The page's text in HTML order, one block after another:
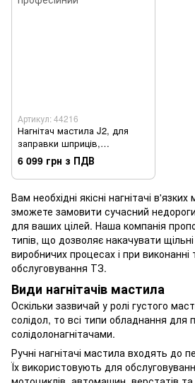
Артикул: 44216
Нагнітач мастила J2, для
заправки шприців,
професійний
6 099 грн з ПДВ
Вам необхідні якісні нагнітачі
зможете замовити сучасний
для ваших цілей. Наша компанія
типів, що дозволяє накачувати
виробничих процесах і при виконанні
обслуговування ТЗ.
Види нагнітачів мастила
Оскільки зазвичай у ролі густого
солідол, то всі типи обладнання для
солідолонагнітачами.
Ручні нагнітачі мастила входять до
Їх використовують для